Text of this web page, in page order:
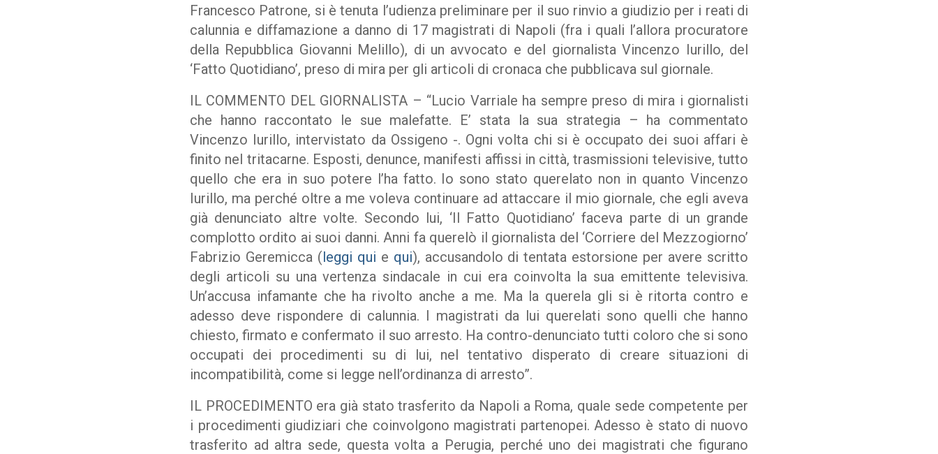
Francesco Patrone, si è tenuta l’udienza preliminare per il suo rinvio a giudizio per i reati di
calunnia e diffamazione a danno di 17 magistrati di Napoli (fra i quali l’allora procuratore
della Repubblica Giovanni Melillo), di un avvocato e del giornalista Vincenzo Iurillo, del
‘Fatto Quotidiano’, preso di mira per gli articoli di cronaca che pubblicava sul giornale.
IL COMMENTO DEL GIORNALISTA – “Lucio Varriale ha sempre preso di mira i giornalisti
che hanno raccontato le sue malefatte. E’ stata la sua strategia – ha commentato
Vincenzo Iurillo, intervistato da Ossigeno -. Ogni volta chi si è occupato dei suoi affari è
finito nel tritacarne. Esposti, denunce, manifesti affissi in città, trasmissioni televisive, tutto
quello che era in suo potere l’ha fatto. Io sono stato querelato non in quanto Vincenzo
Iurillo, ma perché oltre a me voleva continuare ad attaccare il mio giornale, che egli aveva
già denunciato altre volte. Secondo lui, ‘Il Fatto Quotidiano’ faceva parte di un grande
complotto ordito ai suoi danni. Anni fa querelò il giornalista del ‘Corriere del Mezzogiorno’
Fabrizio Geremicca (leggi qui e qui), accusandolo di tentata estorsione per avere scritto
degli articoli su una vertenza sindacale in cui era coinvolta la sua emittente televisiva.
Un’accusa infamante che ha rivolto anche a me. Ma la querela gli si è ritorta contro e
adesso deve rispondere di calunnia. I magistrati da lui querelati sono quelli che hanno
chiesto, firmato e confermato il suo arresto. Ha contro-denunciato tutti coloro che si sono
occupati dei procedimenti su di lui, nel tentativo disperato di creare situazioni di
incompatibilità, come si legge nell’ordinanza di arresto”.
IL PROCEDIMENTO era già stato trasferito da Napoli a Roma, quale sede competente per
i procedimenti giudiziari che coinvolgono magistrati partenopei. Adesso è stato di nuovo
trasferito ad altra sede, questa volta a Perugia, perché uno dei magistrati che figurano